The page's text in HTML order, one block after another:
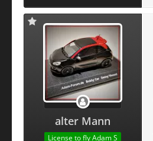
alter Mann
License to fly Adam S